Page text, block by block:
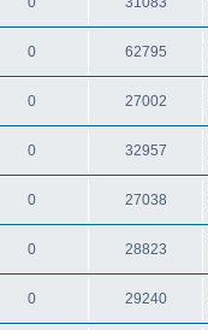
0 62795
0 27002
0 32957
0 27038
0 28823
0 29240